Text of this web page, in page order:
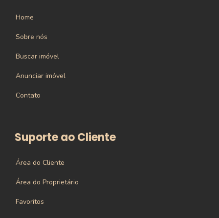
Home
Sobre nós
Buscar imóvel
Anunciar imóvel
Contato
Suporte ao Cliente
Área do Cliente
Área do Proprietário
Favoritos